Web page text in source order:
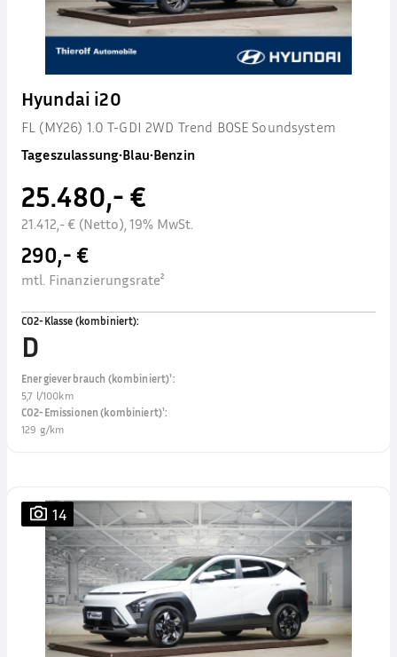
Hyundai i20
FL (MY26) 1.0 T-GDI 2WD Trend BOSE Soundsystem
Tageszulassung•Blau•Benzin
25.480,- €
21.412,- € (Netto), 19% MwSt.
290,- €
mtl. Finanzierungsrate²
CO2-Klasse (kombiniert):
D
Energieverbrauch (kombiniert)¹:
5,7 l/100km
CO2-Emissionen (kombiniert)¹:
129 g/km
14